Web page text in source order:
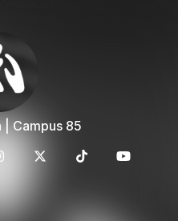
| Campus 85